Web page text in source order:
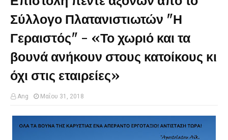
Σύλλογο Πλατανιστιωτών "Η
Γεραιστός" - «Το χωριό και τα
βουνά ανήκουν στους κατοίκους κι
όχι στις εταιρείες»
Ang Μαΐου 31, 2018